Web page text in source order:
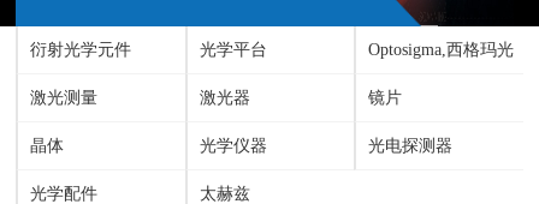
衍射光学元件 光学平台 Optosigma,西格玛光
机
激光测量 激光器 镜片
晶体 光学仪器 光电探测器
光学配件 太赫兹